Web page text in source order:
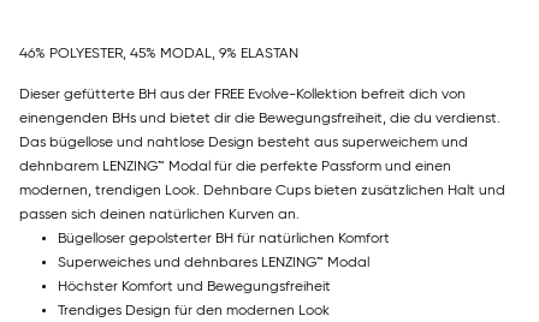
46% POLYESTER, 45% MODAL, 9% ELASTAN
Dieser gefütterte BH aus der FREE Evolve-Kollektion befreit dich von
einengenden BHs und bietet dir die Bewegungsfreiheit, die du verdienst.
Das bügellose und nahtlose Design besteht aus superweichem und
dehnbarem LENZING™ Modal für die perfekte Passform und einen
modernen, trendigen Look. Dehnbare Cups bieten zusätzlichen Halt und
passen sich deinen natürlichen Kurven an.
Bügelloser gepolsterter BH für natürlichen Komfort
Superweiches und dehnbares LENZING™ Modal
Höchster Komfort und Bewegungsfreiheit
Trendiges Design für den modernen Look